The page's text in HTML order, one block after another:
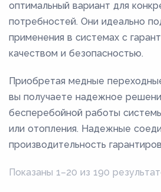
оптимальный вариант для
потребностей. Они идеально
применения в системах с
качеством и безопасностью.
Приобретая медные
вы получаете надежное
бесперебойной работы
или отопления. Надежные
производительность
Показаны 1–20 из 190